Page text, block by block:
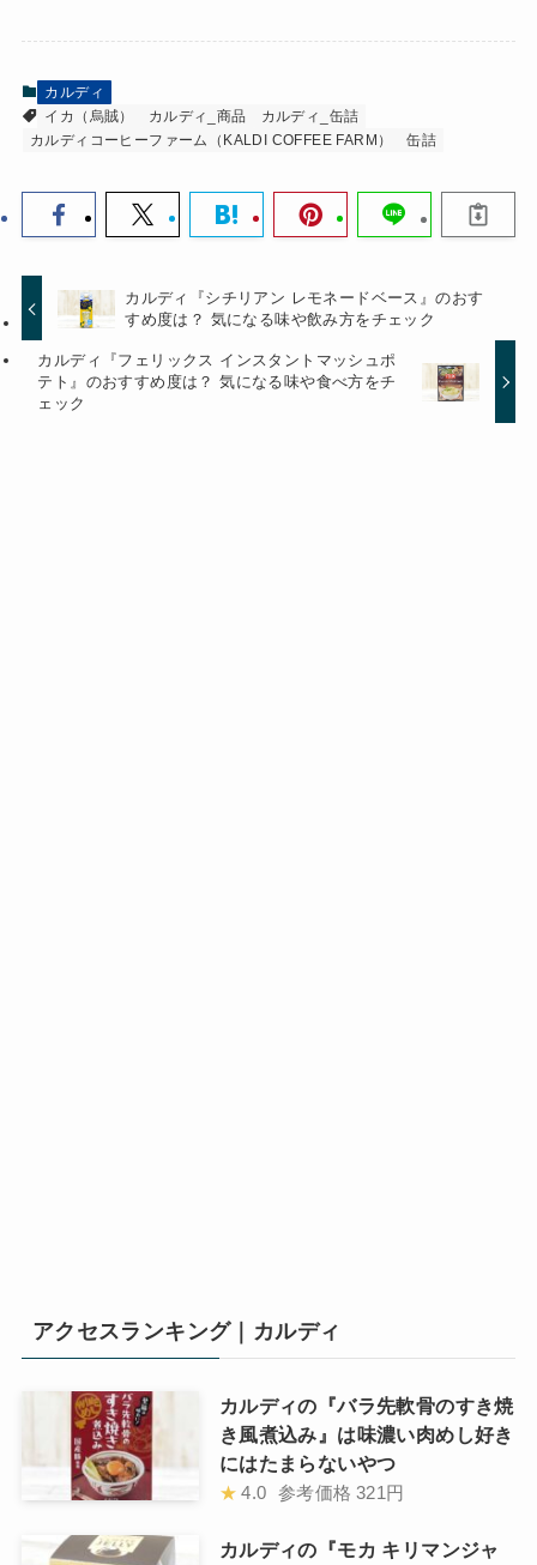
カルディ
イカ（烏賊）
カルディ_商品
カルディ_缶詰
カルディコーヒーファーム（KALDI COFFEE FARM）
缶詰
カルディ『シチリアン レモネードベース』のおす
すめ度は？ 気になる味や飲み方をチェック
カルディ『フェリックス インスタントマッシュポ
テト』のおすすめ度は？ 気になる味や食べ方をチ
ェック
アクセスランキング｜カルディ
カルディの『バラ先軟骨のすき焼
き風煮込み』は味濃い肉めし好き
にはたまらないやつ
★ 4.0 参考価格 321円
カルディの『モカ キリマンジャ